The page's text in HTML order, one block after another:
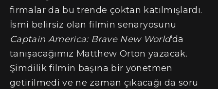
firmalar da bu trende çoktan katılmışlardı.
İsmi belirsiz olan filmin senaryosunu
Captain America: Brave New World‘da
tanışacağımız Matthew Orton yazacak.
Şimdilik filmin başına bir yönetmen
getirilmedi ve ne zaman çıkacağı da soru